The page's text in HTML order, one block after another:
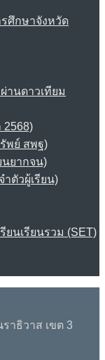
ศึกษาจังหวัด
านดาวเทียม
2568)
พย์ สพฐ)
นยากจน)
ตัวผู้เรียน)
ยนเรียนรวม (SET)
าธิวาส เขต 3